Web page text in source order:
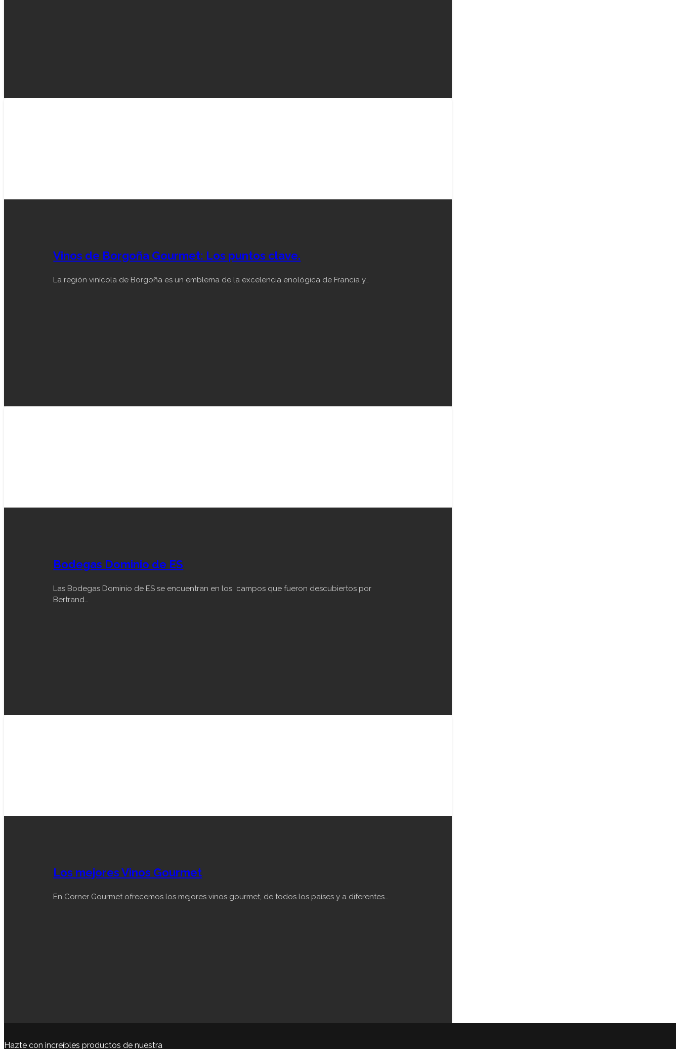
Vinos de Borgoña Gourmet: Los puntos clave.
La región vinícola de Borgoña es un emblema de la excelencia enológica de Francia y…
Bodegas Dominio de ES
Las Bodegas Dominio de ES se encuentran en los campos que fueron descubiertos por
Bertrand…
Los mejores Vinos Gourmet
En Corner Gourmet ofrecemos los mejores vinos gourmet, de todos los países y a diferentes…
Hazte con increíbles productos de nuestra